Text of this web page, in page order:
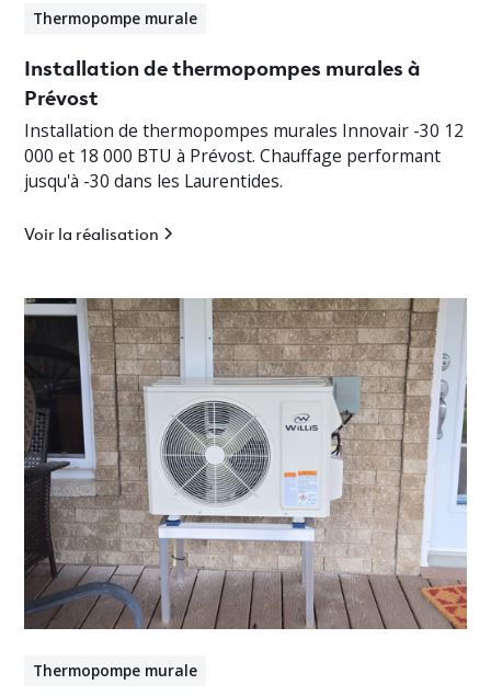
Thermopompe murale
Installation de thermopompes murales à
Prévost
Installation de thermopompes murales Innovair -30 12
000 et 18 000 BTU à Prévost. Chauffage performant
jusqu'à -30 dans les Laurentides.
Voir la réalisation
Thermopompe murale